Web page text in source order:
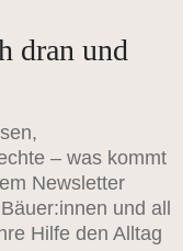
dran und
– was kommt
Newsletter
und all
Hilfe den Alltag